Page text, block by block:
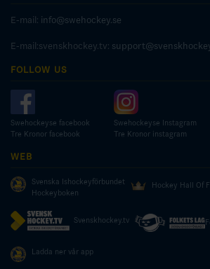
E-mail: info@swehockey.se
E-mail:svenskhockey.tv:
FOLLOW US
Swehockeyse facebook
Tre Kronor facebook
Swehockeyse Instagram
Tre Kronor instagram
WEB
Svenska Ishockeyförbundet
Hockeyboken
Hockey Hall Of
Svenskhockey.tv
Ladda ner vår app